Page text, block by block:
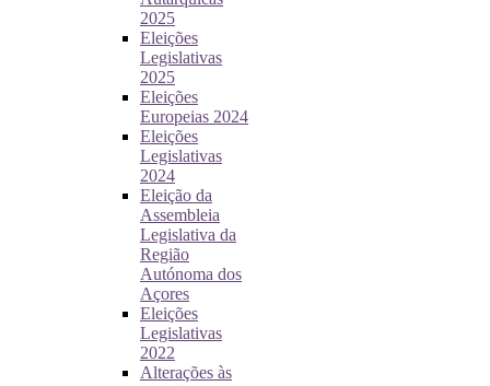
2025
Eleições
Legislativas
2025
Eleições
Europeias 2024
Eleições
Legislativas
2024
Eleição da
Assembleia
Legislativa da
Região
Autónoma dos
Açores
Eleições
Legislativas
2022
Alterações às